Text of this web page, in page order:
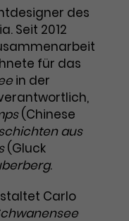
Tracking-
und
berechnen
Website für
der Website zu
speichern
und weisen
Nummer zu,
um
zu
zu
hilft dabei
Nutzer über
unsere
des
Seit 2012
für das
in der
(Chinese
aus
(Gluck
.
Carlo